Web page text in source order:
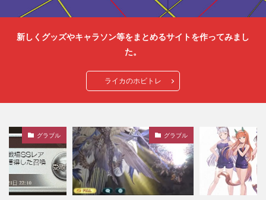
新しくグッズやキャラソン等をまとめるサイトを作ってみまし
た。
ライカのホビトレ
グラブル グラブル